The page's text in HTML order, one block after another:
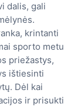
dalis, gali
krintanti
sporto metu
priežastys,
ištiesinti
Dėl kai
ir prisukti